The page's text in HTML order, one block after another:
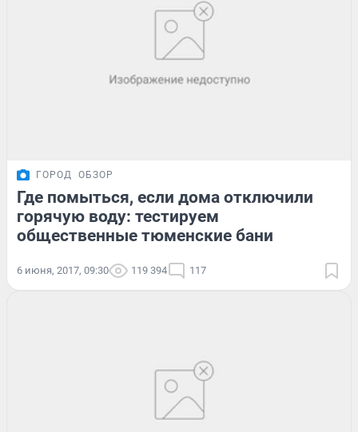
ГОРОД ОБЗОР
Где помыться, если дома отключили
горячую воду: тестируем
общественные тюменские бани
6 июня, 2017, 09:30 119 394 117